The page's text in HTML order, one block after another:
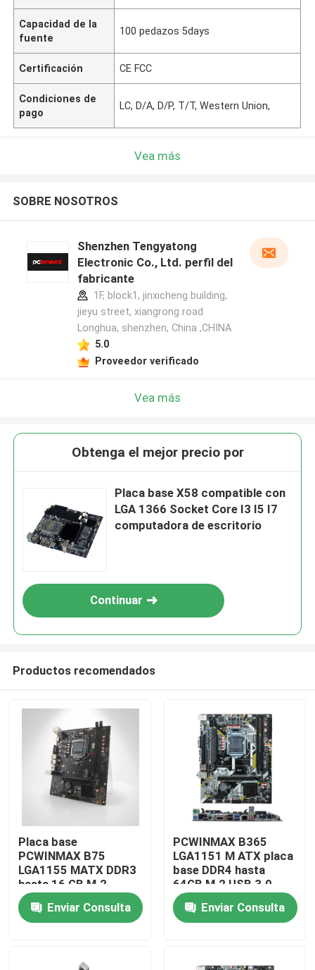
Hogar
Productos
Capacidad de la
fuente
100 pedazos 5days
Certificación CE FCC
Condiciones de
pago
LC, D/A, D/P, T/T, Western Union,
Vea más
SOBRE NOSOTROS
Shenzhen Tengyatong
Electronic Co., Ltd. perfil del
fabricante
1F, block1, jinxicheng building,
jieyu street, xiangrong road
Longhua, shenzhen, China ,CHINA
5.0
Proveedor verificado
Vea más
Obtenga el mejor precio por
Placa base X58 compatible con
LGA 1366 Socket Core I3 I5 I7
computadora de escritorio
Continuar
Productos recomendados
Placa base
PCWINMAX B75
LGA1155 MATX DDR3
hasta 16 GB M.2
SATA3 HD VGA
puertos placa de
escritorio para PC de
Enviar Consulta
PCWINMAX B365
LGA1151 M ATX placa
base DDR4 hasta
64GB M.2 USB 3.0
Soporte para
procesadores de 8a y
9a generación OEM
Enviar Consulta